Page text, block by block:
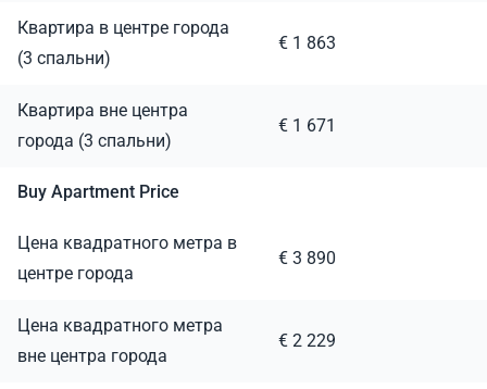
Квартира в центре города
(3 спальни)
€ 1 863
Квартира вне центра
города (3 спальни)
€ 1 671
Buy Apartment Price
Цена квадратного метра в
центре города
€ 3 890
Цена квадратного метра
вне центра города
€ 2 229